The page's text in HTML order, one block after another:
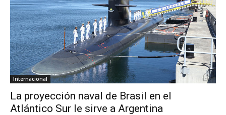
Internacional
La proyección naval de Brasil en el
Atlántico Sur le sirve a Argentina